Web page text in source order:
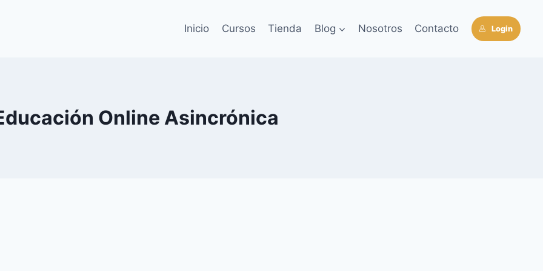
Inicio Cursos Tienda Blog Nosotros Contacto Login
Online Asincrónica